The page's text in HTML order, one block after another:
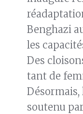
Benghazi
les
Des
tant de
Désormais,
soutenu